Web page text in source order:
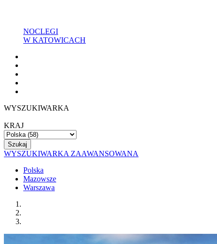
NOCLEGI
W KATOWICACH
WYSZUKIWARKA
KRAJ
WYSZUKIWARKA ZAAWANSOWANA
Polska
Mazowsze
Warszawa